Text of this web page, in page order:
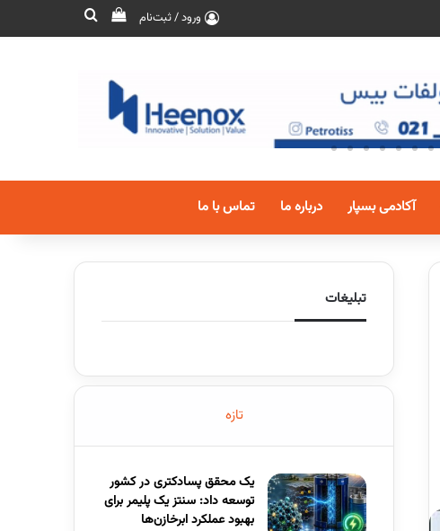
ورود / ثبت‌نام
آکادمی بسپار درباره ما تماس با ما
تبلیغات
تازه
یک محقق پسادکتری در کشور
توسعه داد: سنتز یک پلیمر برای
بهبود عملکرد ابرخازن‌ها